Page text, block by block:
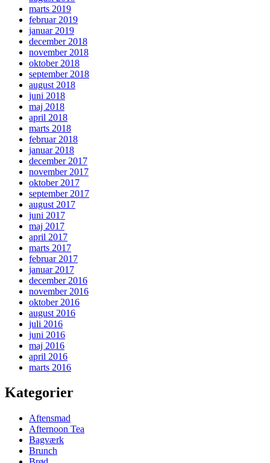
marts 2019
februar 2019
januar 2019
december 2018
november 2018
oktober 2018
september 2018
august 2018
juni 2018
maj 2018
april 2018
marts 2018
februar 2018
januar 2018
december 2017
november 2017
oktober 2017
september 2017
august 2017
juni 2017
maj 2017
april 2017
marts 2017
februar 2017
januar 2017
december 2016
november 2016
oktober 2016
august 2016
juli 2016
juni 2016
maj 2016
april 2016
marts 2016
Kategorier
Aftensmad
Afternoon Tea
Bagværk
Brunch